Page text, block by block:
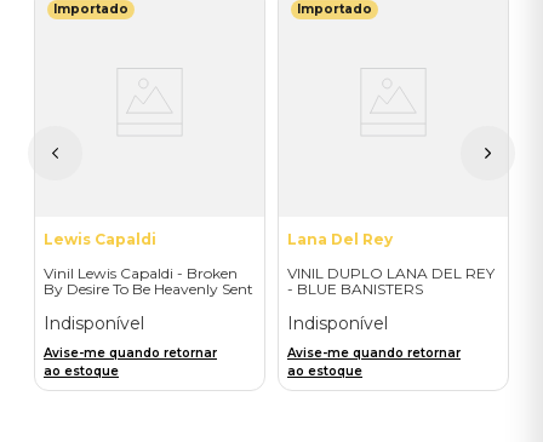
Importado
Lewis Capaldi
Vinil Lewis Capaldi - Broken
By Desire To Be Heavenly Sent
Indisponível
Avise-me quando retornar
ao estoque
Importado
Lana Del Rey
VINIL DUPLO LANA DEL REY
- BLUE BANISTERS
- IMPORTADO
Indisponível
Avise-me quando retornar
ao estoque